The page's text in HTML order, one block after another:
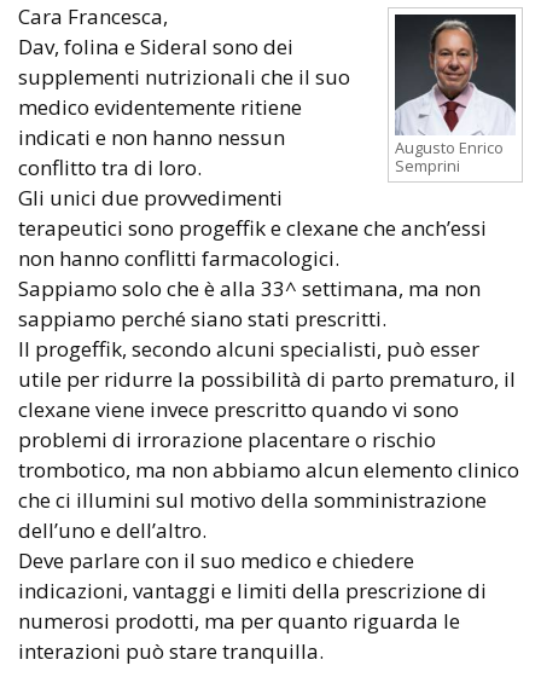
Augusto Enrico
Semprini
Cara Francesca,
Dav, folina e Sideral sono dei
supplementi nutrizionali che il suo
medico evidentemente ritiene
indicati e non hanno nessun
conflitto tra di loro.
Gli unici due provvedimenti
terapeutici sono progeffik e clexane che anch’essi
non hanno conflitti farmacologici.
Sappiamo solo che è alla 33^ settimana, ma non
sappiamo perché siano stati prescritti.
Il progeffik, secondo alcuni specialisti, può esser
utile per ridurre la possibilità di parto prematuro, il
clexane viene invece prescritto quando vi sono
problemi di irrorazione placentare o rischio
trombotico, ma non abbiamo alcun elemento clinico
che ci illumini sul motivo della somministrazione
dell’uno e dell’altro.
Deve parlare con il suo medico e chiedere
indicazioni, vantaggi e limiti della prescrizione di
numerosi prodotti, ma per quanto riguarda le
interazioni può stare tranquilla.